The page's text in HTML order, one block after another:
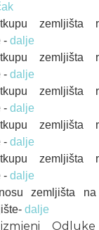
zemljišta
- dalje
zemljišta
- dalje
zemljišta
- dalje
zemljišta
- dalje
zemljišta
- dalje
zemljišta
dalje